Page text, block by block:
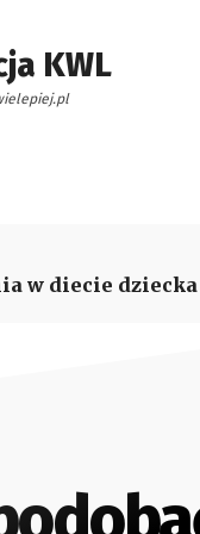
KWL
w diecie dziecka